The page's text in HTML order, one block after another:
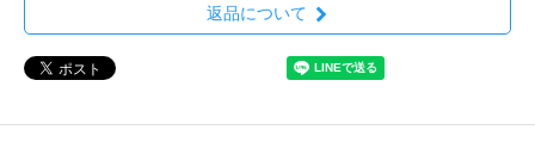
返品について